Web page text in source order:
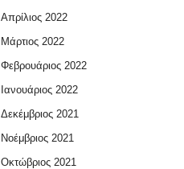
Απρίλιος 2022
Μάρτιος 2022
Φεβρουάριος 2022
Ιανουάριος 2022
Δεκέμβριος 2021
Νοέμβριος 2021
Οκτώβριος 2021